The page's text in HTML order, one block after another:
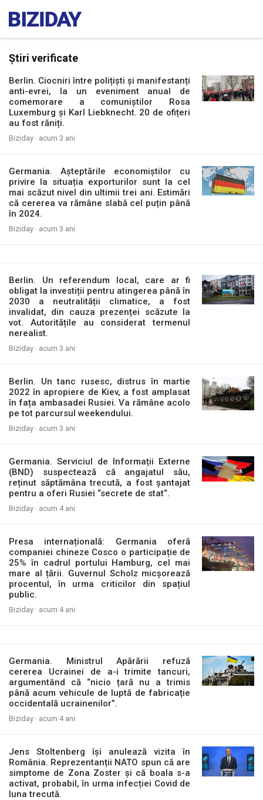
Știri verificate
Berlin. Ciocniri între polițiști și manifestanți
anti-evrei, la un eveniment anual de
comemorare a comuniștilor Rosa
Luxemburg și Karl Liebknecht. 20 de ofițeri
au fost răniți.
Biziday · acum 3 ani
Germania. Așteptările economiștilor cu
privire la situația exporturilor sunt la cel
mai scăzut nivel din ultimii trei ani. Estimări
că cererea va rămâne slabă cel puțin până
în 2024.
Biziday · acum 3 ani
Berlin. Un referendum local, care ar fi
obligat la investiții pentru atingerea până în
2030 a neutralității climatice, a fost
invalidat, din cauza prezenței scăzute la
vot. Autoritățile au considerat termenul
nerealist.
Biziday · acum 3 ani
Berlin. Un tanc rusesc, distrus în martie
2022 în apropiere de Kiev, a fost amplasat
în fața ambasadei Rusiei. Va rămâne acolo
pe tot parcursul weekendului.
Biziday · acum 3 ani
Germania. Serviciul de Informații Externe
(BND) suspectează că angajatul său,
reținut săptămâna trecută, a fost șantajat
pentru a oferi Rusiei “secrete de stat“.
Biziday · acum 4 ani
Presa internațională: Germania oferă
companiei chineze Cosco o participație de
25% în cadrul portului Hamburg, cel mai
mare al țării. Guvernul Scholz micșorează
procentul, în urma criticilor din spațiul
public.
Biziday · acum 4 ani
Germania. Ministrul Apărării refuză
cererea Ucrainei de a-i trimite tancuri,
argumentând că “nicio țară nu a trimis
până acum vehicule de luptă de fabricație
occidentală ucrainenilor”.
Biziday · acum 4 ani
Jens Stoltenberg își anulează vizita în
România. Reprezentanții NATO spun că are
simptome de Zona Zoster și că boala s-a
activat, probabil, în urma infecției Covid de
luna trecută.